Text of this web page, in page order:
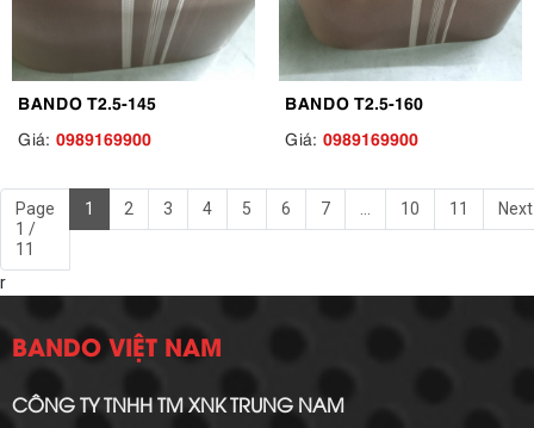
BANDO T2.5-145
Giá: 0989169900
BANDO T2.5-160
Giá: 0989169900
Page
1 /
11
1 2 3 4 5 6 7 10 11 Next
r
BANDO VIỆT NAM
CÔNG TY TNHH TM XNK TRUNG NAM